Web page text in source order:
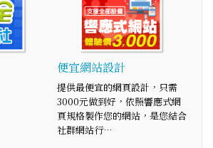
便宜網站設計
提供最便宜的網頁設計，只需
3000元做到好，依照響應式網
頁規格製作您的網站，是您結合
社群網站行…